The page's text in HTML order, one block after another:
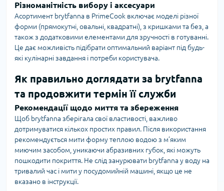
Різноманітність вибору і аксесуари
Асортимент brytfanna в PrimeCook включає моделі різної
форми (прямокутні, овальні, квадратні), з кришками та без, а
також з додатковими елементами для зручності в готуванні.
Це дає можливість підібрати оптимальний варіант під будь-
які кулінарні завдання і потреби користувача.
Як правильно доглядати за brytfanna
та продовжити термін її служби
Рекомендації щодо миття та збереження
Щоб brytfanna зберігала свої властивості, важливо
дотримуватися кількох простих правил. Після використання
рекомендується мити форму теплою водою з м’яким
миючим засобом, уникаючи абразивних губок, які можуть
пошкодити покриття. Не слід занурювати brytfanna у воду на
тривалий час і мити у посудомийній машині, якщо це не
вказано в інструкції.